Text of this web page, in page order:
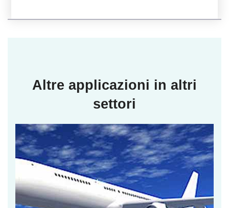
Altre applicazioni in altri
settori